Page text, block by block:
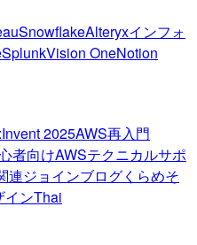
SnowflakeAlteryxインフォ
SplunkVision OneNotion
2025AWS再入門
者向けAWSテクニカルサポ
連ジョインブログくらめそ
インThai